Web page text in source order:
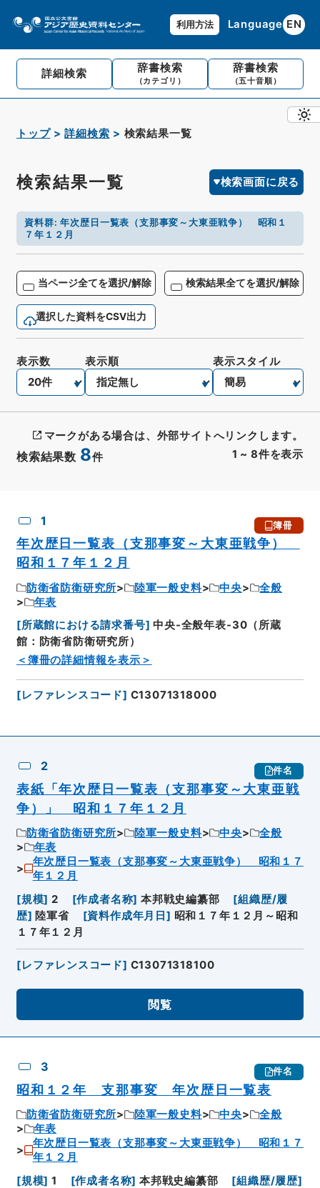
利用方法 Language EN
詳細検索 辞書検索
（カテゴリ）
辞書検索
（五十音順）
トップ 詳細検索 検索結果一覧
検索結果一覧 検索画面に戻る
資料群:年次歴日一覧表（支那事変～大東亜戦争） 昭和１
７年１２月
当ページ全てを選択/解除 検索結果全てを選択/解除
選択した資料をCSV出力
検索結果数 8件 1 ~ 8件を表示
表示数 表示順 表示スタイル
マークがある場合は、外部サイトへリンクします。
1 簿冊
年次歴日一覧表（支那事変～大東亜戦争）
昭和１７年１２月
防衛省防衛研究所 陸軍一般史料 中央
全般
年表
[所蔵館における請求番号] 中央-全般年表-30（所蔵
館：防衛省防衛研究所）
＜簿冊の詳細情報を表示＞
[レファレンスコード] C13071318000
2 件名
表紙「年次歴日一覧表（支那事変～大東亜戦
争）」 昭和１７年１２月
防衛省防衛研究所 陸軍一般史料 中央
全般
年表
年次歴日一覧表（支那事変～大東亜戦争） 昭和１７
年１２月
[規模] 2 [作成者名称] 本邦戦史編纂部 [組織歴/履
歴] 陸軍省 [資料作成年月日] 昭和１７年１２月～昭和
１７年１２月
[レファレンスコード] C13071318100
閲覧
3 件名
昭和１２年 支那事変 年次歴日一覧表
防衛省防衛研究所 陸軍一般史料 中央
全般
年表
年次歴日一覧表（支那事変～大東亜戦争） 昭和１７
年１２月
[規模] 1 [作成者名称] 本邦戦史編纂部 [組織歴/履歴]